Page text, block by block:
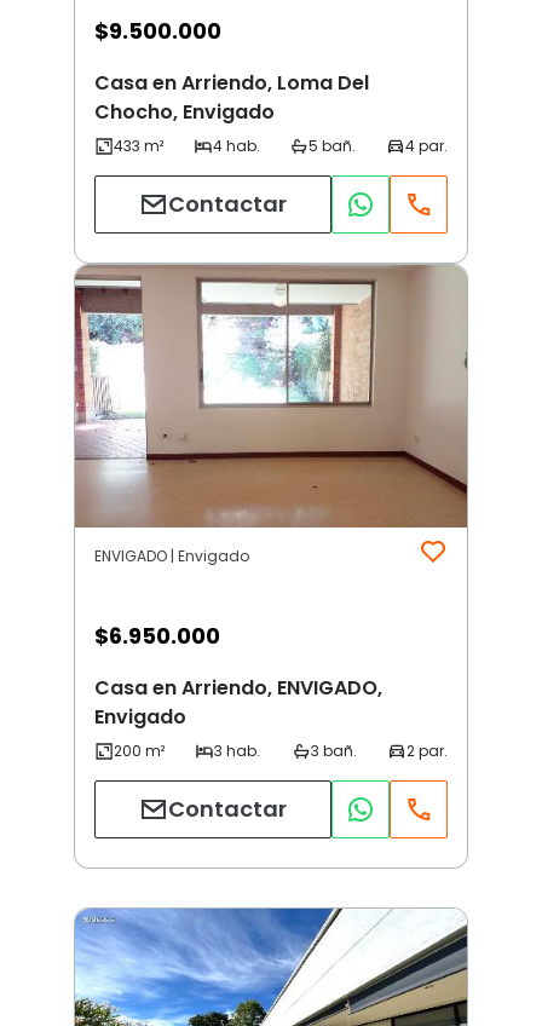
$9.500.000
Casa en Arriendo, Loma Del
Chocho, Envigado
Contactar
ENVIGADO | Envigado
$6.950.000
Casa en Arriendo, ENVIGADO,
Envigado
Contactar